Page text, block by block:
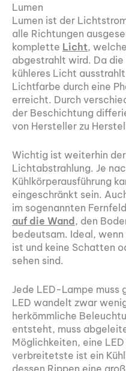
Lumen
Lumen ist der
alle Richtungen
komplette Licht,
abgestrahlt wird. Da
kühleres Licht
Lichtfarbe durch eine
erreicht. Durch
der Beschichtung
von Hersteller zu
Wichtig ist weiterhin
Lichtabstrahlung. Je
Kühlkörperausführung
eingeschränkt sein.
im sogenannten
auf die Wand , den
bedeutsam. Ideal,
ist und keine Schatten
sehen sind.
Jede LED-Lampe muss
LED wandelt zwar
herkömmliche
entsteht, muss
Möglichkeiten, eine
verbreitetste ist ein